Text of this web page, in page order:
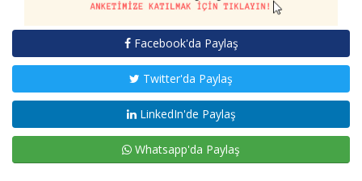
Facebook'da Paylaş
Twitter'da Paylaş
LinkedIn'de Paylaş
Whatsapp'da Paylaş